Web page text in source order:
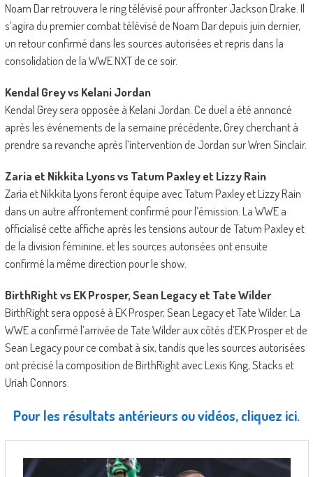
Noam Dar retrouvera le ring télévisé pour affronter Jackson Drake. Il
s’agira du premier combat télévisé de Noam Dar depuis juin dernier,
un retour confirmé dans les sources autorisées et repris dans la
consolidation de la WWE NXT de ce soir.
Kendal Grey vs Kelani Jordan
Kendal Grey sera opposée à Kelani Jordan. Ce duel a été annoncé
après les événements de la semaine précédente, Grey cherchant à
prendre sa revanche après l’intervention de Jordan sur Wren Sinclair.
Zaria et Nikkita Lyons vs Tatum Paxley et Lizzy Rain
Zaria et Nikkita Lyons feront équipe avec Tatum Paxley et Lizzy Rain
dans un autre affrontement confirmé pour l’émission. La WWE a
officialisé cette affiche après les tensions autour de Tatum Paxley et
de la division féminine, et les sources autorisées ont ensuite
confirmé la même direction pour le show.
BirthRight vs EK Prosper, Sean Legacy et Tate Wilder
BirthRight sera opposé à EK Prosper, Sean Legacy et Tate Wilder. La
WWE a confirmé l’arrivée de Tate Wilder aux côtés d’EK Prosper et de
Sean Legacy pour ce combat à six, tandis que les sources autorisées
ont précisé la composition de BirthRight avec Lexis King, Stacks et
Uriah Connors.
Pour les résultats antérieurs ou vidéos, cliquez ici.